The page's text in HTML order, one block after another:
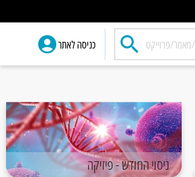
כניסה לאתר
ניסוי החודש - פיזיקה